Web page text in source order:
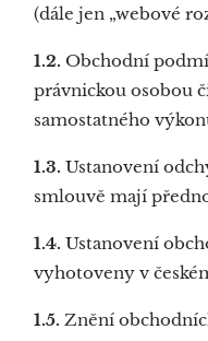
(dále jen „webové
1.2. Obchodní
právnickou osobou
samostatného
1.3. Ustanovení
smlouvě mají
1.4. Ustanovení
vyhotoveny v
1.5. Znění